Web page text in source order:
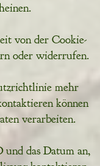
von der Cookie-
oder widerrufen.
mehr
können
verarbeiten.
das Datum an,